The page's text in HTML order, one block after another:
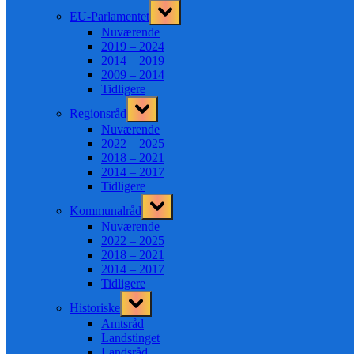
EU-Parlamentet
Toggle
sub-
menu
Nuværende
2019 – 2024
2014 – 2019
2009 – 2014
Tidligere
Regionsråd
Toggle
sub-
menu
Nuværende
2022 – 2025
2018 – 2021
2014 – 2017
Tidligere
Kommunalråd
Toggle
sub-
menu
Nuværende
2022 – 2025
2018 – 2021
2014 – 2017
Tidligere
Historiske
Toggle
sub-
menu
Amtsråd
Landstinget